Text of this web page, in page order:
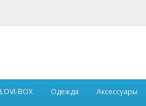
LOVI-BOX Одежда Аксессуары